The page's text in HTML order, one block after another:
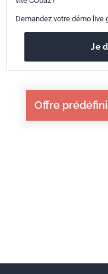
Offre
Demandez votre démo
Je